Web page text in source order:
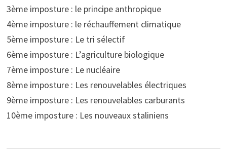
3ème imposture : le principe anthropique
4ème imposture : le réchauffement climatique
5ème imposture : Le tri sélectif
6ème imposture : L’agriculture biologique
7ème imposture : Le nucléaire
8ème imposture : Les renouvelables électriques
9ème imposture : Les renouvelables carburants
10ème imposture : Les nouveaux staliniens